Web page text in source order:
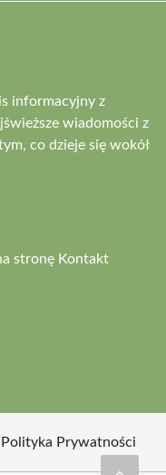
informacyjny z
wiadomości z
co dzieje się wokół
stronę Kontakt
Polityka Prywatności